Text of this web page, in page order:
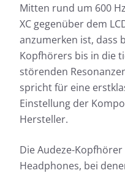
Mitten rund um 600
XC gegenüber dem
anzumerken ist, dass
Kopfhörers bis in die
störenden
spricht für eine
Einstellung der
Hersteller.
Die Audeze-
Headphones, bei
Möglichkeit, die
Testkandidaten auf
Nähere Informationen
Messungen findet ihr